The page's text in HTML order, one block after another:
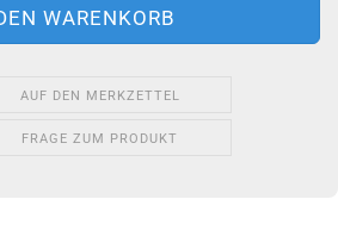
AUF DEN MERKZETTEL
FRAGE ZUM PRODUKT